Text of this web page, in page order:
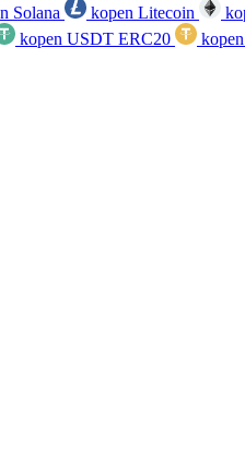
Solana kopen Litecoin
kopen USDT ERC20